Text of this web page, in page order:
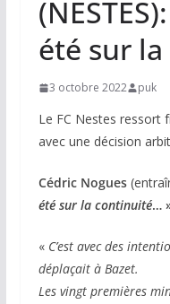
été sur
3 octobre 2022 puk
Le FC Nestes ressort
avec une décision
Cédric Nogues
été sur la continuité…
« C’est avec des
déplaçait à Bazet.
Les vingt premières